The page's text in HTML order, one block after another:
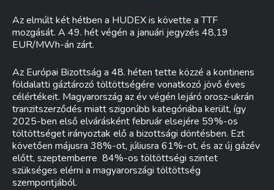
Az elmúlt két hétben a HUDEX is követte a TTF
mozgását. A 49. hét végén a januári jegyzés 48,19
EUR/MWh-án zárt.
Az Európai Bizottság a 48. héten tette közzé a kontinens
földalatti gáztározó töltöttségére vonatkozó jövő éves
célértékeit. Magyarország az év végén lejáró orosz-ukrán
tranzitszerződés miatt szigorúbb kategóriába került, így
2025-ben első elvárásként február elsejére 59%-os
töltöttséget irányoztak elő a bizottsági döntésben. Ezt
követően májusra 38%-ot, júliusra 61%-ot, és az új gázév
előtt, szeptemberre 84%-os töltöttségi szintet
szükséges elérni a magyarországi töltöttség
szempontjából.